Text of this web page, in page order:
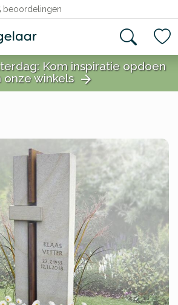
beoordelingen
close
Kom inspiratie opdoen
onze winkels arrow_forward